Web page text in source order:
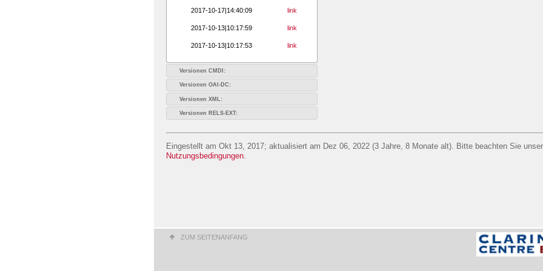
2017-10-17|14:40:09 link
2017-10-13|10:17:59 link
2017-10-13|10:17:53 link
Versionen CMDI:
Versionen OAI-DC:
Versionen XML:
Versionen RELS-EXT:
Eingestellt am Okt 13, 2017; aktualisiert am Dez 06, 2022 (3 Jahre, 8 Monate alt). Bitte beachten Sie
Nutzungsbedingungen.
ZUM SEITENANFANG